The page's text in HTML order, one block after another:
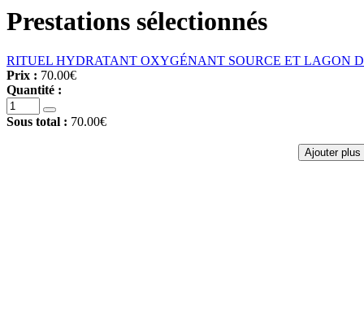
Prestations sélectionnés
RITUEL HYDRATANT OXYGÉNANT SOURCE ET LAGON
Prix : 70.00€
Quantité :
Sous total : 70.00€
Ajouter plus